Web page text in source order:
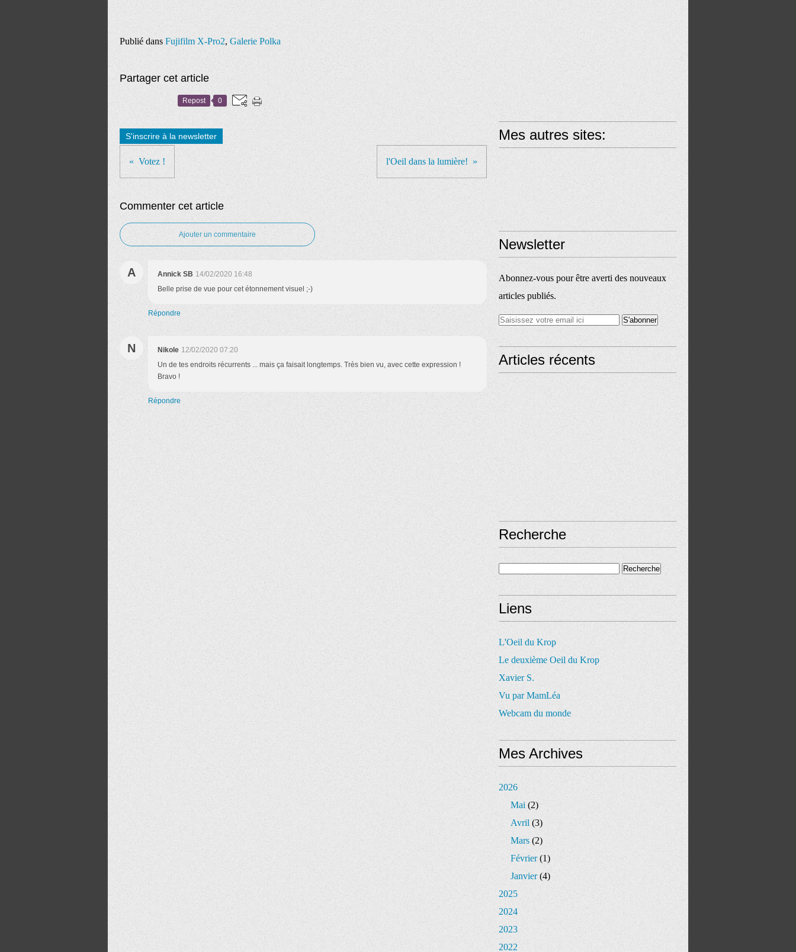
Publié dans Fujifilm X-Pro2,Galerie Polka
Partager cet article
Repost 0
S'inscrire à la newsletter
Votez ! l'Oeil dans la lumière!
Commenter cet article
Ajouter un commentaire
A Annick SB 14/02/2020 16:48
Belle prise de vue pour cet étonnement visuel ;-)
Répondre
N Nikole 12/02/2020 07:20
Un de tes endroits récurrents ... mais ça faisait longtemps. Très bien vu, avec cette expression !
Bravo !
Répondre
Mes autres sites:
Newsletter
Abonnez-vous pour être averti des nouveaux
articles publiés.
Articles récents
Recherche
Liens
L'Oeil du Krop
Le deuxième Oeil du Krop
Xavier S.
Vu par MamLéa
Webcam du monde
Mes Archives
2026
Mai(2)
Avril(3)
Mars(2)
Février(1)
Janvier(4)
2025
2024
2023
2022